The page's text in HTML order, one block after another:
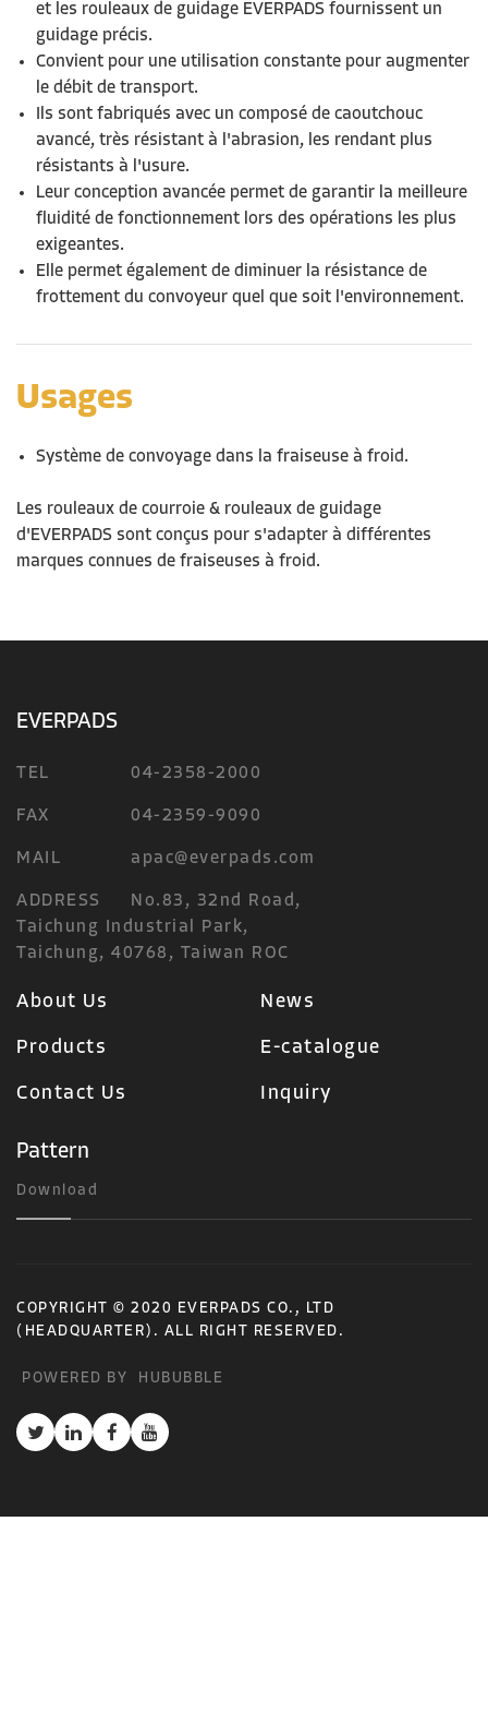
et les rouleaux de guidage EVERPADS fournissent un
guidage précis.
Convient pour une utilisation constante pour augmenter
le débit de transport.
Ils sont fabriqués avec un composé de caoutchouc
avancé, très résistant à l 'abrasion, les rendant plus
résistants à l'usure.
Leur conception avancée permet de garantir la meilleure
fluidité de fonctionnement lors des opérations les plus
exigeantes.
Elle permet également de diminuer la résistance de
frottement du convoyeur quel que soit l'environnement.
Usages
Système de convoyage dans la fraiseuse à froid.
Les rouleaux de courroie & rouleaux de guidage
d'EVERPADS sont conçus pour s'adapter à différentes
marques connues de fraiseuses à froid.
EVERPADS
TEL 04-2358-2000
FAX 04-2359-9090
MAIL apac@everpads.com
ADDRESS
No.83, 32nd Road,
Taichung Industrial Park,
Taichung, 40768, Taiwan ROC
About Us News
Products E-catalogue
Contact Us Inquiry
Pattern
Download
COPYRIGHT © 2020 EVERPADS CO., LTD
(HEADQUARTER). ALL RIGHT RESERVED.
POWERED BY HUBUBBLE